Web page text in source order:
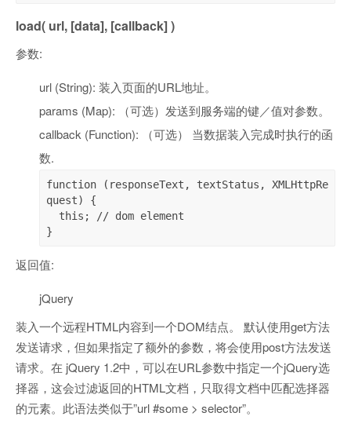
load( url, [data], [callback] )
参数:
url (String): 装入页面的URL地址。
params (Map): （可选）发送到服务端的键／值对参数。
callback (Function): （可选） 当数据装入完成时执行的函
数.
function (responseText, textStatus, XMLHttpRe
quest) {
}
返回值:
jQuery
装入一个远程HTML内容到一个DOM结点。 默认使用get方法
发送请求，但如果指定了额外的参数，将会使用post方法发送
请求。在 jQuery 1.2中，可以在URL参数中指定一个jQuery选
择器，这会过滤返回的HTML文档，只取得文档中匹配选择器
的元素。此语法类似于”url #some > selector”。